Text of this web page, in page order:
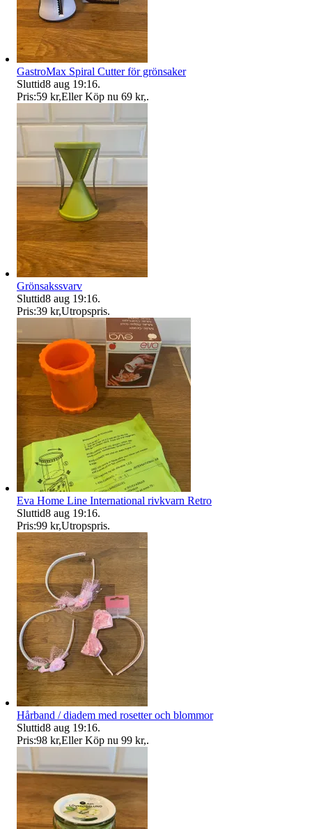
GastroMax Spiral Cutter för grönsaker
Sluttid8 aug 19:16.
Pris:59 kr,Eller Köp nu 69 kr,.
Grönsakssvarv
Sluttid8 aug 19:16.
Pris:39 kr,Utropspris.
Eva Home Line International rivkvarn Retro
Sluttid8 aug 19:16.
Pris:99 kr,Utropspris.
Hårband / diadem med rosetter och blommor
Sluttid8 aug 19:16.
Pris:98 kr,Eller Köp nu 99 kr,.